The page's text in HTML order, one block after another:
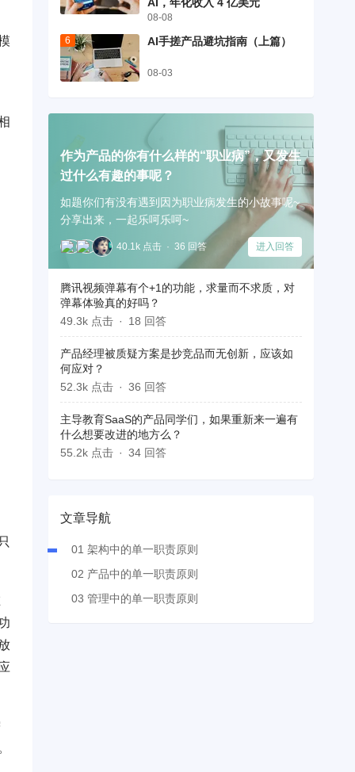
08-08
AI手搓产品避坑指南（上篇）
08-03
作为产品的你有什么样的“职业病”，又发生
过什么有趣的事呢？
如题你们有没有遇到因为职业病发生的小故事呢~
分享出来，一起乐呵乐呵~
40.1k 点击 36 回答 进入回答
腾讯视频弹幕有个+1的功能，求量而不求质，对
弹幕体验真的好吗？
49.3k 点击
18 回答
产品经理被质疑方案是抄竞品而无创新，应该如
何应对？
52.3k 点击
36 回答
主导教育SaaS的产品同学们，如果重新来一遍有
什么想要改进的地方么？
55.2k 点击
34 回答
文章导航
01 架构中的单一职责原则
02 产品中的单一职责原则
03 管理中的单一职责原则